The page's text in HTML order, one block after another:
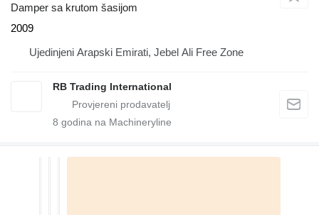
Damper sa krutom šasijom
2009
Ujedinjeni Arapski Emirati, Jebel Ali Free Zone
RB Trading International
8 godina na Machineryline